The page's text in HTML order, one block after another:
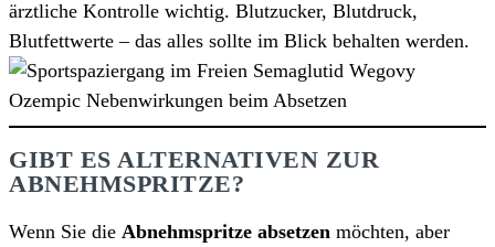
ärztliche Kontrolle wichtig. Blutzucker, Blutdruck,
Blutfettwerte – das alles sollte im Blick behalten werden.
GIBT ES ALTERNATIVEN ZUR
ABNEHMSPRITZE?
Wenn Sie die Abnehmspritze absetzen möchten, aber